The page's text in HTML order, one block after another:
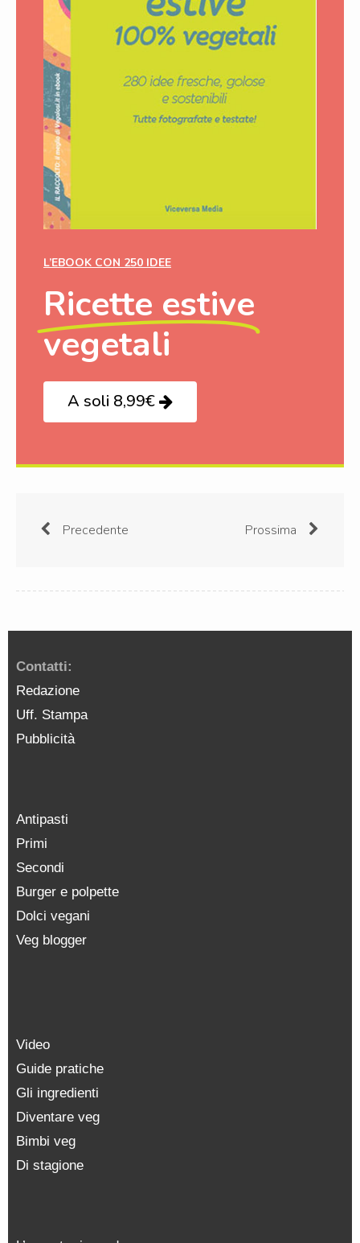
L’EBOOK CON 250 IDEE
Ricette estive
vegetali
A soli 8,99€
Precedente Prossima
Contatti:
Redazione
Uff. Stampa
Pubblicità
Antipasti
Primi
Secondi
Burger e polpette
Dolci vegani
Veg blogger
Video
Guide pratiche
Gli ingredienti
Diventare veg
Bimbi veg
Di stagione